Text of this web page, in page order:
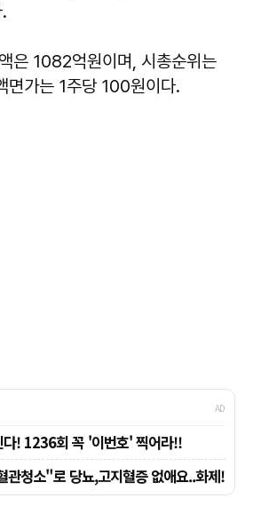
은 1082억원이며, 시총순위는
가는 1주당 100원이다.